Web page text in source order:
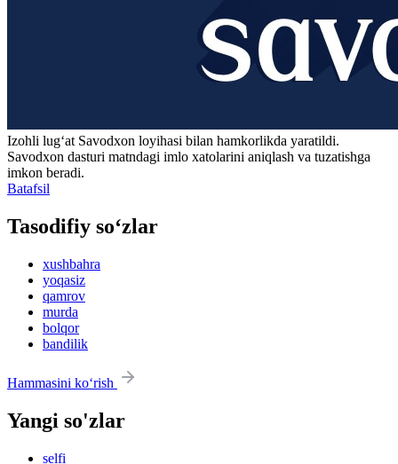
Izohli lugʻat Savodxon loyihasi bilan hamkorlikda yaratildi.
Savodxon dasturi matndagi imlo xatolarini aniqlash va tuzatishga
imkon beradi.
Batafsil
Tasodifiy so‘zlar
xushbahra
yoqasiz
qamrov
murda
bolqor
bandilik
Hammasini ko‘rish
Yangi so'zlar
selfi